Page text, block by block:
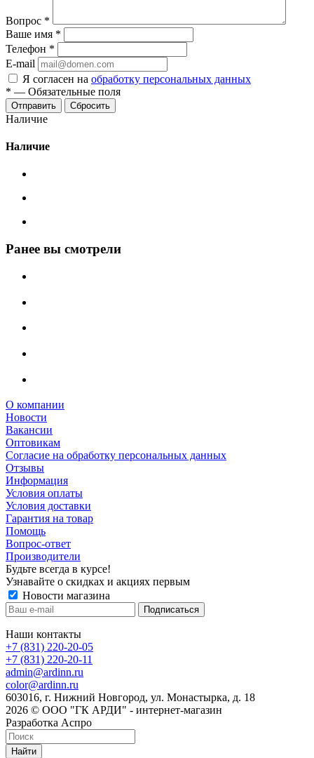
Вопрос *
Ваше имя *
Телефон *
E-mail
Я согласен на обработку персональных данных
* — Обязательные поля
Сбросить
Наличие
Наличие
Ранее вы смотрели
О компании
Новости
Вакансии
Оптовикам
Cогласие на обработку персональных данных
Отзывы
Информация
Условия оплаты
Условия доставки
Гарантия на товар
Помощь
Вопрос-ответ
Производители
Будьте всегда в курсе!
Узнавайте о скидках и акциях первым
Новости магазина
Наши контакты
+7 (831) 220-20-05
+7 (831) 220-20-11
admin@ardinn.ru
color@ardinn.ru
603016, г. Нижний Новгород, ул. Монастырка, д. 18
2026 © ООО "ГК АРДИ" - интернет-магазин
Разработка Аспро
Найти